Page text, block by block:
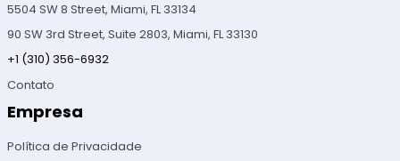
5504 SW 8 Street, Miami, FL 33134
90 SW 3rd Street, Suite 2803, Miami, FL 33130
+1 (310) 356-6932
Contato
Empresa
Política de Privacidade